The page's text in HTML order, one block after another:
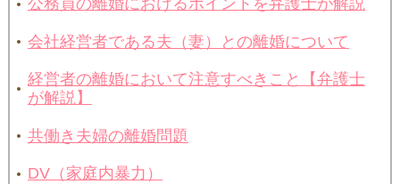
公務員の離婚におけるポイントを弁護士が解説
会社経営者である夫（妻）との離婚について
経営者の離婚において注意すべきこと【弁護士
が解説】
共働き夫婦の離婚問題
DV（家庭内暴力）